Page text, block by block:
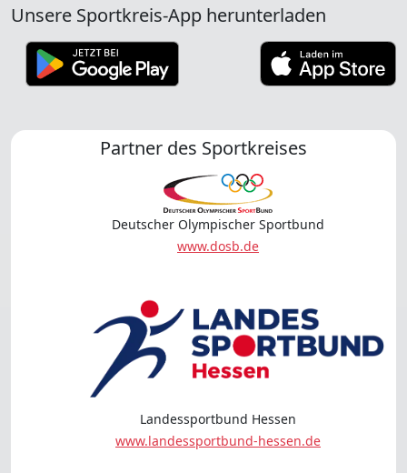
Unsere Sportkreis-App herunterladen
Partner des Sportkreises
Deutscher Olympischer Sportbund
www.dosb.de
Landessportbund Hessen
www.landessportbund-hessen.de